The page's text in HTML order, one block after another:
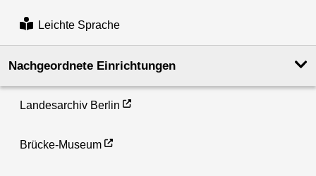
Leichte Sprache
Nachgeordnete Einrichtungen
Landesarchiv Berlin
Brücke-Museum